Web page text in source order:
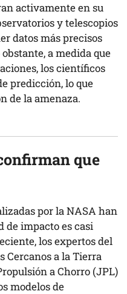
activamente en su
y telescopios
datos más precisos
a medida que
los científicos
predicción, lo que
de la amenaza.
que
por la NASA han
de impacto es casi
los expertos del
Cercanos a la Tierra
a Chorro (JPL)
modelos de